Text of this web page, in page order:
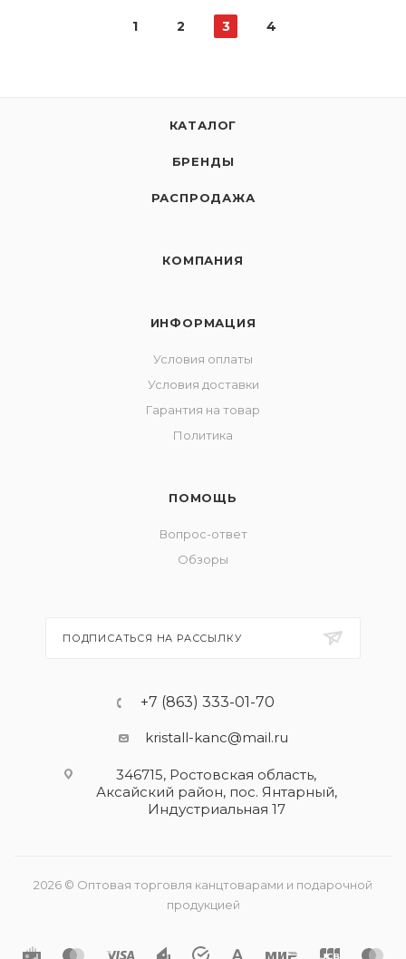
1 2 3 4
КАТАЛОГ
БРЕНДЫ
РАСПРОДАЖА
КОМПАНИЯ
ИНФОРМАЦИЯ
Условия оплаты
Условия доставки
Гарантия на товар
Политика
ПОМОЩЬ
Вопрос-ответ
Обзоры
ПОДПИСАТЬСЯ НА РАССЫЛКУ
+7 (863) 333-01-70
kristall-kanc@mail.ru
346715, Ростовская область​,
Аксайский район, пос. Янтарный,
Индустриальная 17
2026 © Оптовая торговля канцтоварами и подарочной
продукцией